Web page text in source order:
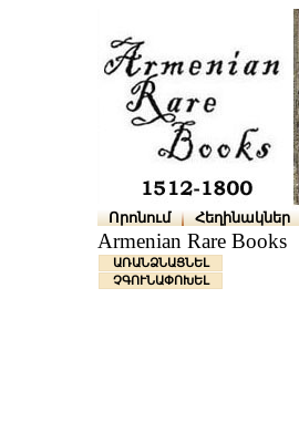
Որոնում Հեղինակներ
Armenian Rare Books
ԱՌԱՆՁՆԱՑՆԵԼ
ՉԳՈՒՆԱՓՈԽԵԼ